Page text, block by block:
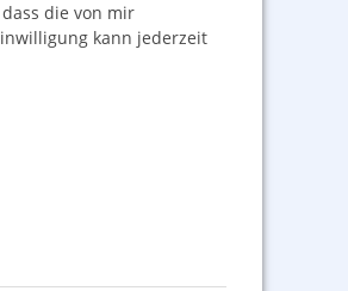
die von mir
kann jederzeit